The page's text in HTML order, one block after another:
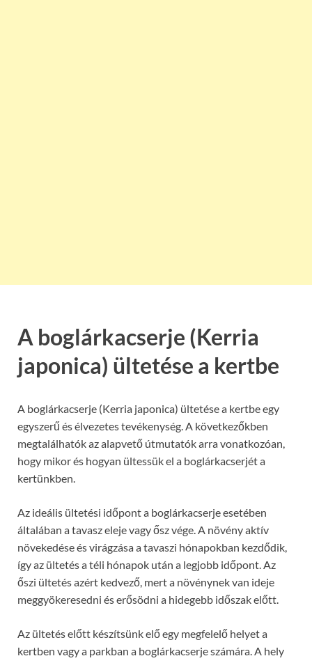
A boglárkacserje (Kerria
japonica) ültetése a kertbe
A boglárkacserje (Kerria japonica) ültetése a kertbe egy
egyszerű és élvezetes tevékenység. A következőkben
megtalálhatók az alapvető útmutatók arra vonatkozóan,
hogy mikor és hogyan ültessük el a boglárkacserjét a
kertünkben.
Az ideális ültetési időpont a boglárkacserje esetében
általában a tavasz eleje vagy ősz vége. A növény aktív
növekedése és virágzása a tavaszi hónapokban kezdődik,
így az ültetés a téli hónapok után a legjobb időpont. Az
őszi ültetés azért kedvező, mert a növénynek van ideje
meggyökeresedni és erősödni a hidegebb időszak előtt.
Az ültetés előtt készítsünk elő egy megfelelő helyet a
kertben vagy a parkban a boglárkacserje számára. A hely